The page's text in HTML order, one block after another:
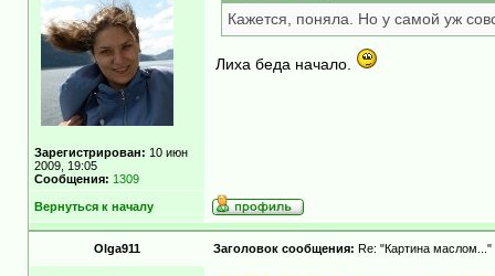
Зарегистрирован: 10 июн
2009, 19:05
Сообщения: 1309
Кажется, поняла. Но у самой уж
Лиха беда начало.
Вернуться к началу
Olga911 Заголовок сообщения: Re: "Картина маслом..."